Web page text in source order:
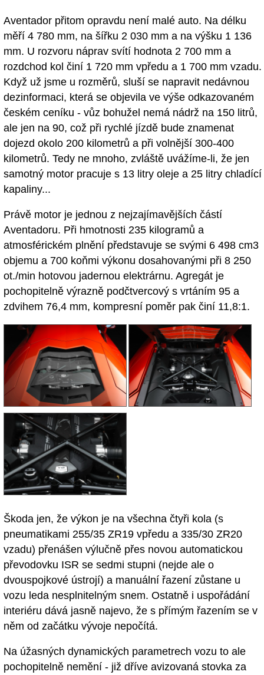
Aventador přitom opravdu není malé auto. Na délku
měří 4 780 mm, na šířku 2 030 mm a na výšku 1 136
mm. U rozvoru náprav svítí hodnota 2 700 mm a
rozdchod kol činí 1 720 mm vpředu a 1 700 mm vzadu.
Když už jsme u rozměrů, sluší se napravit nedávnou
dezinformaci, která se objevila ve výše odkazovaném
českém ceníku - vůz bohužel nemá nádrž na 150 litrů,
ale jen na 90, což při rychlé jízdě bude znamenat
dojezd okolo 200 kilometrů a při volnější 300-400
kilometrů. Tedy ne mnoho, zvláště uvážíme-li, že jen
samotný motor pracuje s 13 litry oleje a 25 litry chladící
kapaliny...
Právě motor je jednou z nejzajímavějších částí
Aventadoru. Při hmotnosti 235 kilogramů a
atmosférickém plnění představuje se svými 6 498 cm3
objemu a 700 koňmi výkonu dosahovanými při 8 250
ot./min hotovou jadernou elektrárnu. Agregát je
pochopitelně výrazně podčtvercový s vrtáním 95 a
zdvihem 76,4 mm, kompresní poměr pak činí 11,8:1.
Škoda jen, že výkon je na všechna čtyři kola (s
pneumatikami 255/35 ZR19 vpředu a 335/30 ZR20
vzadu) přenášen výlučně přes novou automatickou
převodovku ISR se sedmi stupni (nejde ale o
dvouspojkové ústrojí) a manuální řazení zůstane u
vozu leda nesplnitelným snem. Ostatně i uspořádání
interiéru dává jasně najevo, že s přímým řazením se v
něm od začátku vývoje nepočítá.
Na úžasných dynamických parametrech vozu to ale
pochopitelně nemění - již dříve avizovaná stovka za